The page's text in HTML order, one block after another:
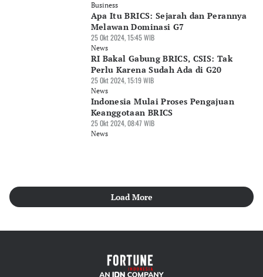
Business
Apa Itu BRICS: Sejarah dan Perannya
Melawan Dominasi G7
25 Okt 2024, 15:45 WIB
News
RI Bakal Gabung BRICS, CSIS: Tak
Perlu Karena Sudah Ada di G20
25 Okt 2024, 15:19 WIB
News
Indonesia Mulai Proses Pengajuan
Keanggotaan BRICS
25 Okt 2024, 08:47 WIB
News
Load More